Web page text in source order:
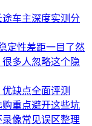
车主深度实测分
定性差距一目了然
多人忽略这个隐
缺点全面评测
重点避开这些坑
像常见误区整理